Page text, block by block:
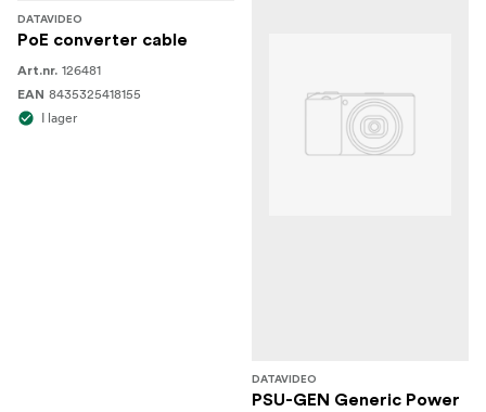
DATAVIDEO
PoE converter cable
Art.nr. 126481
EAN 8435325418155
I lager
DATAVIDEO
PSU-GEN Generic Power